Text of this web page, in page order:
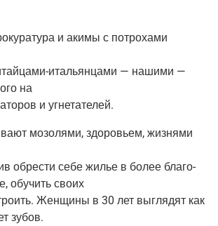
и аки­мы с потро­ха­ми
ита­льян­ца­ми — наши­ми —
на
и угнетателей.
мозо­ля­ми, здо­ро­вьем, жиз­ня­ми
обре­сти себе жилье в более бла­го­
обу­чить своих
Жен­щи­ны в 30 лет выгля­дят как
зубов.